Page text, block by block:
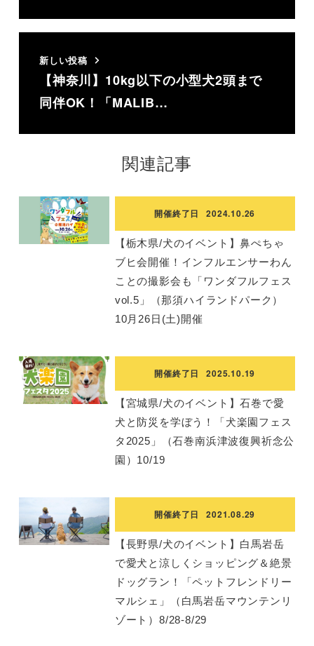
新しい投稿
【神奈川】10kg以下の小型犬2頭まで
同伴OK！「MALIB…
関連記事
開催終了日 2024.10.26
【栃木県/犬のイベント】鼻ぺちゃ
ブヒ会開催！インフルエンサーわん
ことの撮影会も「ワンダフルフェス
vol.5」（那須ハイランドパーク）
10月26日(土)開催
開催終了日 2025.10.19
【宮城県/犬のイベント】石巻で愛
犬と防災を学ぼう！「犬楽園フェス
タ2025」（石巻南浜津波復興祈念公
園）10/19
開催終了日 2021.08.29
【長野県/犬のイベント】白馬岩岳
で愛犬と涼しくショッピング＆絶景
ドッグラン！「ペットフレンドリー
マルシェ」（白馬岩岳マウンテンリ
ゾート）8/28-8/29